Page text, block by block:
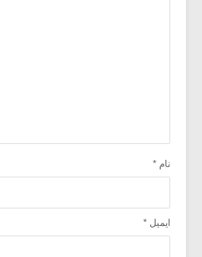
نام *
ایمیل *